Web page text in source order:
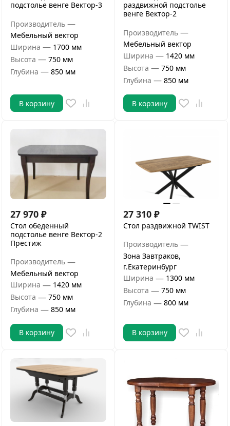
подстолье венге Вектор-3
Производитель —
Мебельный вектор
Ширина — 1700 мм
Высота — 750 мм
Глубина — 850 мм
В корзину
раздвижной подстолье
венге Вектор-2
Производитель —
Мебельный вектор
Ширина — 1420 мм
Высота — 750 мм
Глубина — 850 мм
В корзину
27 970 ₽
Стол обеденный
подстолье венге Вектор-2
Престиж
Производитель —
Мебельный вектор
Ширина — 1420 мм
Высота — 750 мм
Глубина — 850 мм
В корзину
27 310 ₽
Стол раздвижной TWIST
Производитель —
Зона Завтраков,
г.Екатеринбург
Ширина — 1300 мм
Высота — 750 мм
Глубина — 800 мм
В корзину